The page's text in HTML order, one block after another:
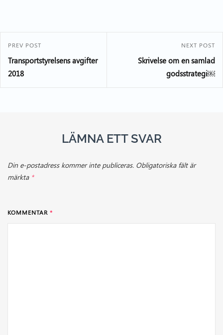
PREV POST
Transportstyrelsens avgifter
2018
NEXT POST
Skrivelse om en samlad
godsstrategi￼
LÄMNA ETT SVAR
Din e-postadress kommer inte publiceras. Obligatoriska fält är
märkta *
KOMMENTAR *